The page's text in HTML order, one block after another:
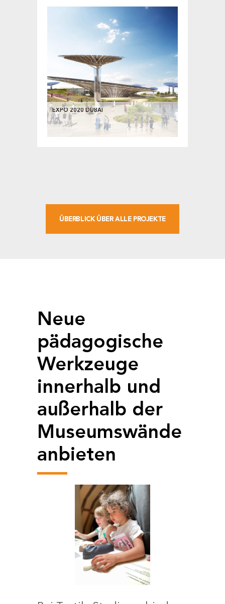
EXPO 2020 DUBAI
ÜBERBLICK ÜBER ALLE PROJEKTE
Neue
pädagogische
Werkzeuge
innerhalb und
außerhalb der
Museumswände
anbieten